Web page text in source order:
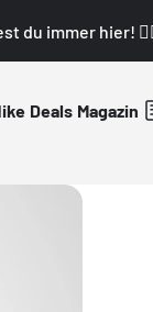
du immer hier!
Deals Magazin